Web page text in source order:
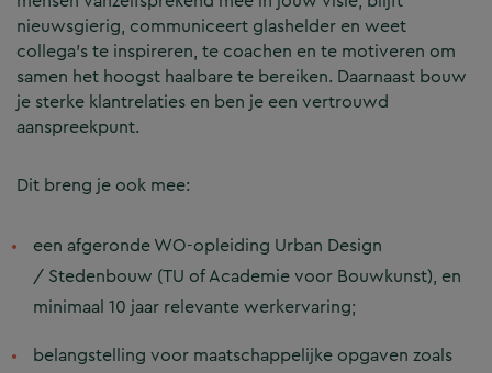
nieuwsgierig, communiceert glashelder en weet
collega’s te inspireren, te coachen en te motiveren om
samen het hoogst haalbare te bereiken. Daarnaast bouw
je sterke klantrelaties en ben je een vertrouwd
aanspreekpunt.
Dit breng je ook mee:
een afgeronde WO-opleiding Urban Design
/ Stedenbouw (TU of Academie voor Bouwkunst), en
minimaal 10 jaar relevante werkervaring;
belangstelling voor maatschappelijke opgaven zoals